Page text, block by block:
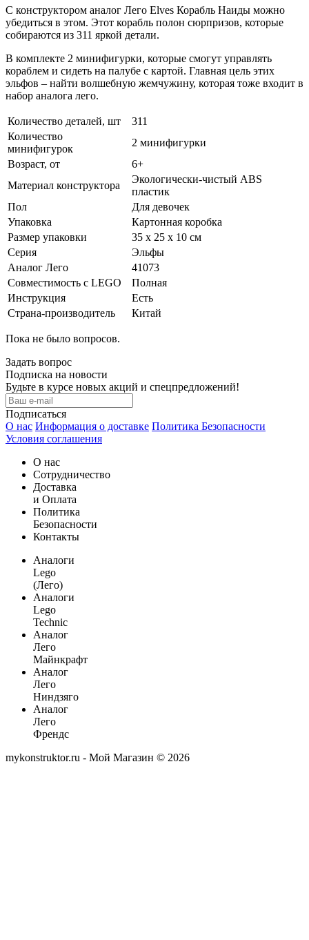
С конструктором аналог Лего Elves Корабль Наиды можно
убедиться в этом. Этот корабль полон сюрпризов, которые
собираются из 311 яркой детали.
В комплекте 2 минифигурки, которые смогут управлять
кораблем и сидеть на палубе с картой. Главная цель этих
эльфов – найти волшебную жемчужину, которая тоже входит в
набор аналога лего.
Количество деталей, шт
311
Количество
минифигурок
2 минифигурки
Возраст, от
6+
Материал конструктора
Экологически-чистый ABS
пластик
Пол
Для девочек
Упаковка
Картонная коробка
Размер упаковки
35 х 25 х 10 см
Серия
Эльфы
Аналог Лего
41073
Совместимость с LEGO
Полная
Инструкция
Есть
Страна-производитель
Китай
Пока не было вопросов.
Задать вопрос
Подписка на новости
Будьте в курсе новых акций и спецпредложений!
Подписаться
О нас Информация о доставке Политика Безопасности
Условия соглашения
О нас
Сотрудничество
Доставка
и Оплата
Политика
Безопасности
Контакты
Аналоги
Lego
(Лего)
Аналоги
Lego
Technic
Аналог
Лего
Майнкрафт
Аналог
Лего
Ниндзяго
Аналог
Лего
Френдс
mykonstruktor.ru - Мой Магазин © 2026